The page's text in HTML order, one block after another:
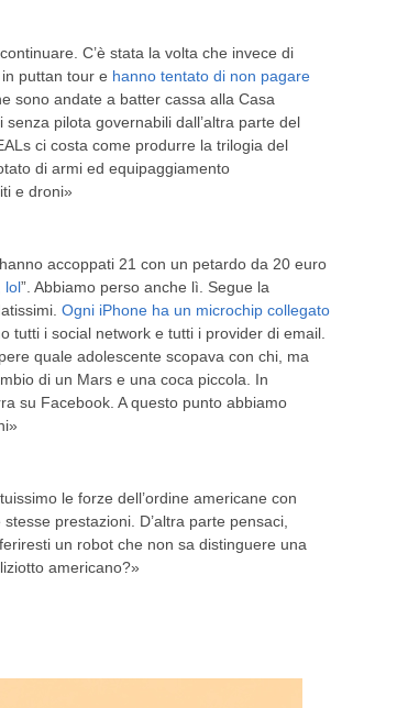
C’è stata la volta che invece di
puttan tour e hanno tentato di non pagare
sono andate a batter cassa alla Casa
senza pilota governabili dall’altra parte del
ci costa come produrre la trilogia del
di armi ed equipaggiamento
e droni»
accoppati 21 con un petardo da 20 euro
lol”. Abbiamo perso anche lì. Segue la
Ogni iPhone ha un microchip collegato
tutti i social network e tutti i provider di email.
quale adolescente scopava con chi, ma
di un Mars e una coca piccola. In
su Facebook. A questo punto abbiamo
le forze dell’ordine americane con
prestazioni. D’altra parte pensaci,
un robot che non sa distinguere una
americano?»